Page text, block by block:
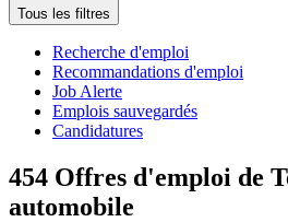
Tous les filtres
Recherche d'emploi
Recommandations d'emploi
Job Alerte
Emplois sauvegardés
Candidatures
454 Offres d'emploi de
automobile